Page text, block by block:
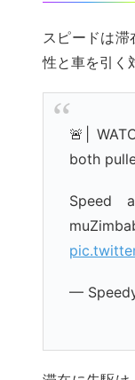
スピードは
性と車を引く
🚨|
both
Speed
—